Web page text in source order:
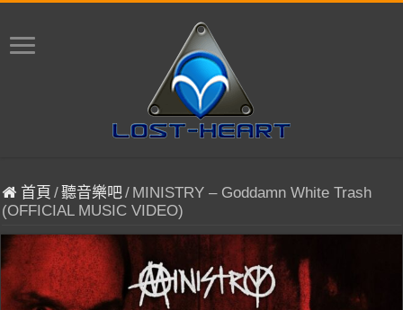
首頁 /聽音樂吧/ MINISTRY – Goddamn White Trash
(OFFICIAL MUSIC VIDEO)